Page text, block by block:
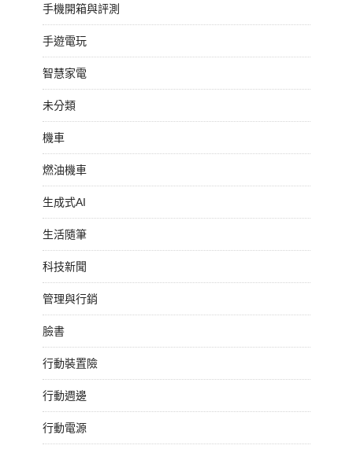
手機開箱與評測
手遊電玩
智慧家電
未分類
機車
燃油機車
生成式AI
生活隨筆
科技新聞
管理與行銷
臉書
行動裝置險
行動週邊
行動電源